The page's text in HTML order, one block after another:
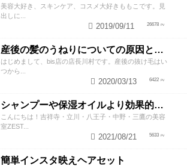
美容大好き、スキンケア、コスメ大好きももこです。見
出しに...
26678
2019/09/11
産後の髪のうねりについての原因と対策！
はじめまして、bis店の店長川村です。産後の抜け毛はい
つから...
6422
2020/03/13
シャンプーや保湿オイルより効果的！？美容師が教える頭皮の臭い＆乾燥ケアとは
こんにちは！吉祥寺・立川・八王子・中野・三鷹の美容
室ZEST...
5633
2021/08/21
簡単インスタ映えヘアセット